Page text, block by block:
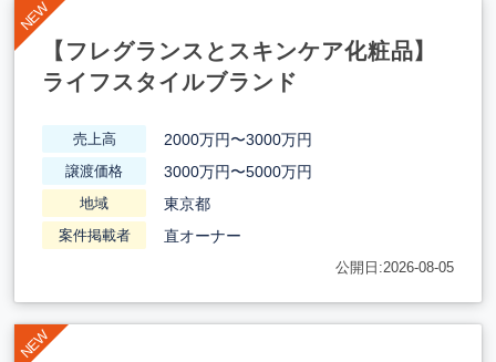
【フレグランスとスキンケア化粧品】
ライフスタイルブランド
売上高 2000万円〜3000万円
譲渡価格 3000万円〜5000万円
地域 東京都
案件掲載者 直オーナー
公開日:2026-08-05